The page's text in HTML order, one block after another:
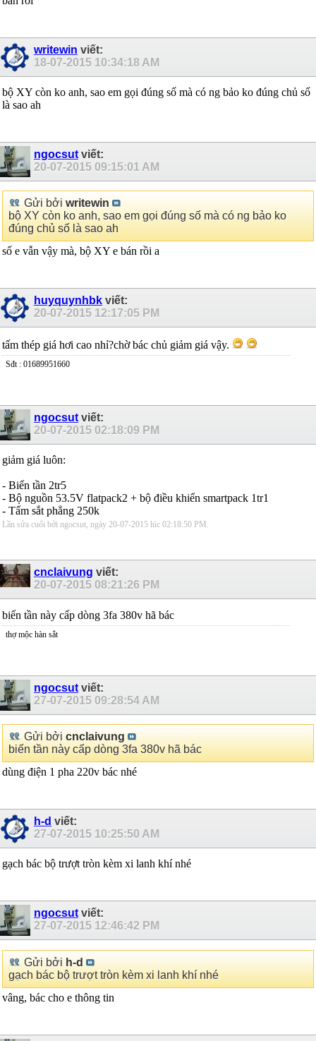
writewin viết:
18-07-2015 10:34:18 AM
bộ XY còn ko anh, sao em gọi đúng số mà có ng bảo ko đúng chủ số
là sao ah
ngocsut viết:
20-07-2015 09:15:01 AM
Gửi bởi writewin
bộ XY còn ko anh, sao em gọi đúng số mà có ng bảo ko
đúng chủ số là sao ah
số e vẫn vậy mà, bộ XY e bán rồi a
huyquynhbk viết:
20-07-2015 12:17:05 PM
tấm thép giá hơi cao nhỉ?chờ bác chủ giảm giá vậy.
Sđt : 01689951660
ngocsut viết:
20-07-2015 02:18:09 PM
giảm giá luôn:
- Biến tần 2tr5
- Bộ nguồn 53.5V flatpack2 + bộ điều khiển smartpack 1tr1
- Tấm sắt phẳng 250k
Lần sửa cuối bởi ngocsut, ngày 20-07-2015 lúc 02:18:50 PM .
cnclaivung viết:
20-07-2015 08:21:26 PM
biến tần này cấp dòng 3fa 380v hã bác
thợ mộc hàn sắt
ngocsut viết:
27-07-2015 09:28:54 AM
Gửi bởi cnclaivung
biến tần này cấp dòng 3fa 380v hã bác
dùng điện 1 pha 220v bác nhé
h-d viết:
27-07-2015 10:25:50 AM
gạch bác bộ trượt tròn kèm xi lanh khí nhé
ngocsut viết:
27-07-2015 12:46:42 PM
Gửi bởi h-d
gạch bác bộ trượt tròn kèm xi lanh khí nhé
vâng, bác cho e thông tin